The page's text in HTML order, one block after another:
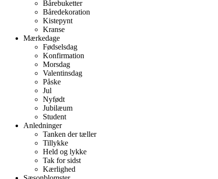
Bårebuketter
Båredekoration
Kistepynt
Kranse
Mærkedage
Fødselsdag
Konfirmation
Morsdag
Valentinsdag
Påske
Jul
Nyfødt
Jubilæum
Student
Anledninger
Tanken der tæller
Tillykke
Held og lykke
Tak for sidst
Kærlighed